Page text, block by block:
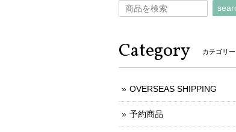
Category カテゴリー
OVERSEAS SHIPPING
予約商品